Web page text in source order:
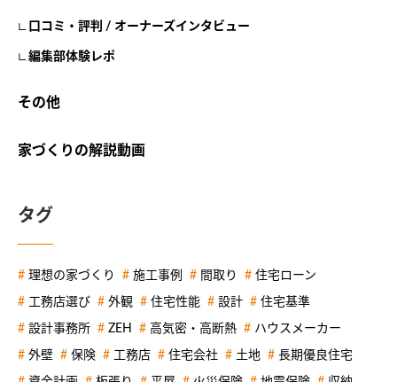
口コミ・評判 / オーナーズインタビュー
編集部体験レポ
その他
家づくりの解説動画
タグ
理想の家づくり 施工事例 間取り 住宅ローン
工務店選び 外観 住宅性能 設計 住宅基準
設計事務所 ZEH 高気密・高断熱 ハウスメーカー
外壁 保険 工務店 住宅会社 土地 長期優良住宅